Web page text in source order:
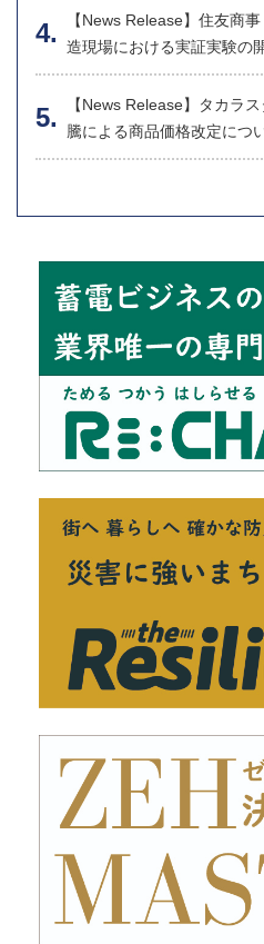
【News Release】住友商
造現場における実証実験の
【News Release】タカラ
騰による商品価格改定につ